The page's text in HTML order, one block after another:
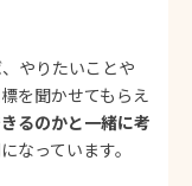
やりたいことや
を聞かせてもらえ
るのかと一緒に考
になっています。